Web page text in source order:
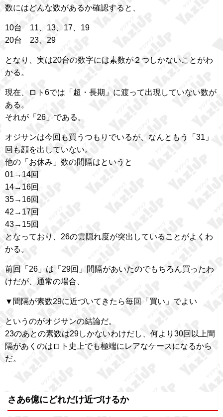
数にはどんな数があるか確認すると、
10台 11、13、17、19
20台 23、29
となり、実は20台の数字には素数が２つしかないことがわ
かる。
現在、ロト6では「超・長期」に渡って出現していない数が
ある。
それが「26」である。
オジサンは今回も買うつもりでいるが、なんともう「31」
回も顔を出していない。
他の「お休み」数の間隔はというと
01→14回
14→16回
35→16回
42→17回
43→15回
となっており、26の雲隠れ度が突出していることがよくわ
かる。
前回「26」は「29回」間隔があいたのでもちろん買ったわ
けだが、通常の場合、
▼間隔が素数29に近づいてきたら毎回「買い」でよい
というのがオジサンの結論だ。
23のあとの素数は29しかないわけだし、何より30回以上間
隔があくのはロト史上でも極端にレアなケースになるから
だ。
さあ6億にどれだけ近づけるか